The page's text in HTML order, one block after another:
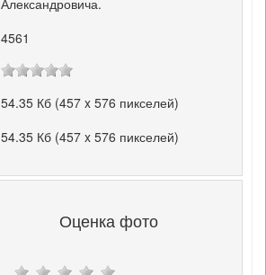
4561
54.35 Кб (457 x 576 пикселей)
54.35 Кб (457 x 576 пикселей)
Оценка фото